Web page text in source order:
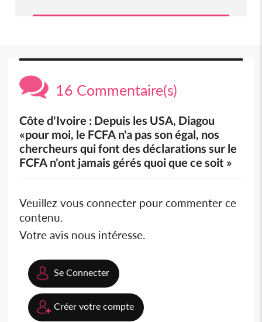
16 Commentaire(s)
Côte d'Ivoire : Depuis les USA, Diagou
«pour moi, le FCFA n'a pas son égal, nos
chercheurs qui font des déclarations sur le
FCFA n'ont jamais gérés quoi que ce soit »
Veuillez vous connecter pour commenter ce
contenu.
Votre avis nous intéresse.
Se Connecter
Créer votre compte